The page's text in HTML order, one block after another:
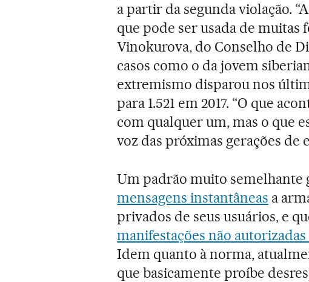
a partir da segunda violação.
que pode ser usada de muitas
Vinokurova, do Conselho de
casos como o da jovem
extremismo disparou nos
para 1.521 em 2017. “O que
com qualquer um, mas o que
voz das próximas gerações de
Um padrão muito semelhante
mensagens instantâneas a
privados de seus usuários, e
manifestações não
Idem quanto à norma,
que basicamente proíbe